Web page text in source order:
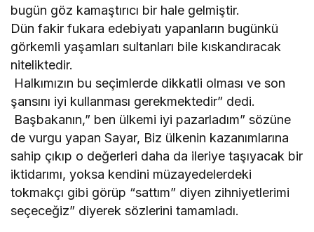
bugün göz kamaştırıcı bir hale gelmiştir.
Dün fakir fukara edebiyatı yapanların bugünkü
görkemli yaşamları sultanları bile kıskandıracak
niteliktedir.
Halkımızın bu seçimlerde dikkatli olması ve son
şansını iyi kullanması gerekmektedir” dedi.
Başbakanın,” ben ülkemi iyi pazarladım” sözüne
de vurgu yapan Sayar, Biz ülkenin kazanımlarına
sahip çıkıp o değerleri daha da ileriye taşıyacak bir
iktidarımı, yoksa kendini müzayedelerdeki
tokmakçı gibi görüp “sattım” diyen zihniyetlerimi
seçeceğiz” diyerek sözlerini tamamladı.